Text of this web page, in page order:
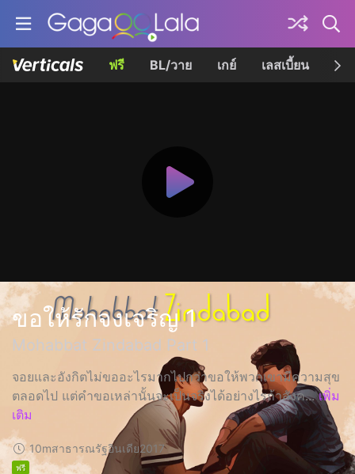
ฟรี BL/วาย เกย์ เลสเบี้ยน เค
ขอให้รักจงเจริญ 1
Mohabbat Zindabad Part 1
จอยและอังกิตไม่ขออะไรมากไปกว่าขอให้พวกเขามีความสุข
ตลอดไป แต่คำขอเหล่านั้นจะเป็นจริงได้อย่างไรถ้าสังค... เพิ่ม
เติม
10mสาธารณรัฐอินเดีย2017
ฟรี